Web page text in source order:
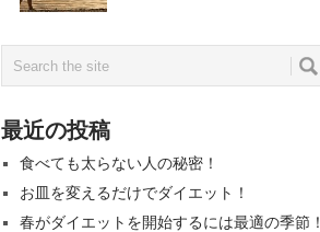
最近の投稿
食べても太らない人の秘密！
お皿を変えるだけでダイエット！
春がダイエットを開始するには最適の季節！